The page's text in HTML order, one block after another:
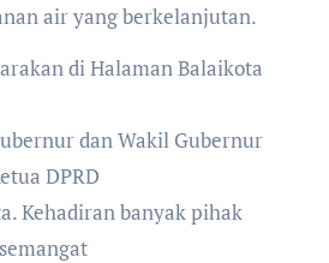
air yang berkelanjutan.
di Halaman Balaikota
dan Wakil Gubernur
DPRD
Kehadiran banyak pihak